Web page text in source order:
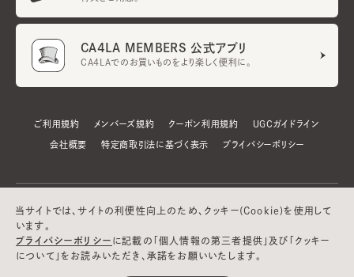
CA4LA MEMBERS 公式アプリ
CA4LAでのお買いものをより楽しく便利に。
ご利用規約 メンバーズ規約 クーポン利用規約 UGCガイドライン
会社概要 特定商取引法に基づく表示 プライバシーポリシー
当サイトでは、サイトの利便性向上のため、クッキー(Cookie)を使用して
います。
プライバシーポリシー に記載の「個人情報の第三者提供」及び「クッキー
について」をお読みいただき、承諾をお願いいたします。